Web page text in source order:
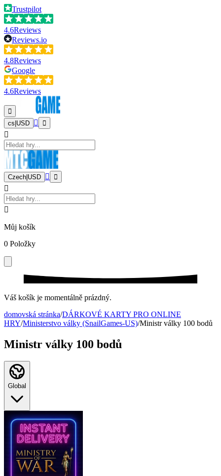
Trustpilot
4.6Reviews
Reviews.io
4.8Reviews
Google
4.6Reviews
cs USD
Czech USD
Můj košík
0 Položky
Váš košík je momentálně prázdný.
domovská stránka/DÁRKOVÉ KARTY PRO ONLINE
HRY/Ministerstvo války (SnailGames-US)/Ministr války 100 bodů
Ministr války 100 bodů
Global